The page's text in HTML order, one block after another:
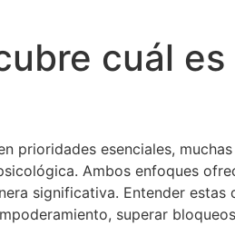
cuál
prioridades esenciales,
Ambos enfoques
significativa. Entender estas
superar